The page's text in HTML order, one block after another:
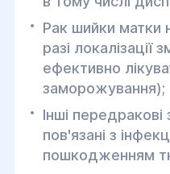
Рак шийки матки
разі локалізації
ефективно
заморожування);
Інші
пов'язані з
пошкодженням